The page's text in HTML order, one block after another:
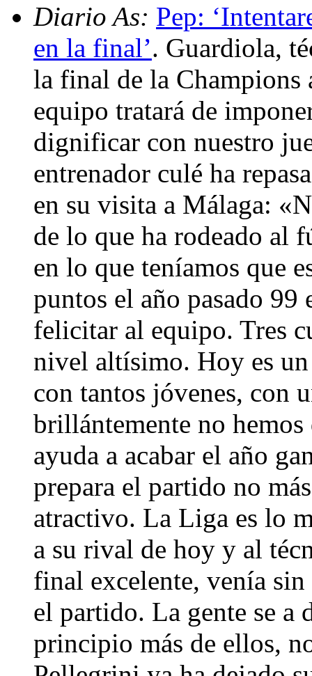
Diario As: Pep:
en la final’. Guardiola,
la final de la Champions
equipo tratará de
dignificar con nuestro
entrenador culé ha
en su visita a Málaga:
de lo que ha rodeado al
en lo que teníamos que
puntos el año pasado 99
felicitar al equipo. Tres
nivel altísimo. Hoy es un
con tantos jóvenes, con
brillántemente no
ayuda a acabar el año
prepara el partido no
atractivo. La Liga es lo
a su rival de hoy y al
final excelente, venía sin
el partido. La gente se a
principio más de ellos,